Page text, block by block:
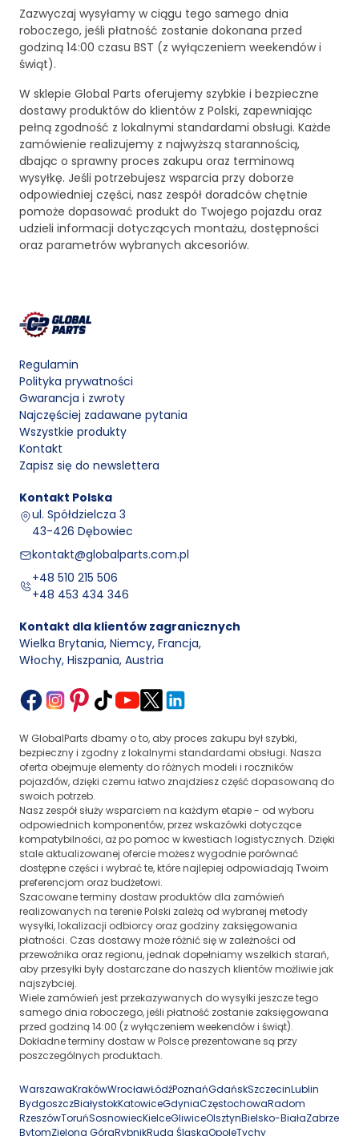
Zazwyczaj wysyłamy w ciągu tego samego dnia
roboczego, jeśli płatność zostanie dokonana przed
godziną 14:00 czasu BST (z wyłączeniem weekendów i
świąt).
W sklepie Global Parts oferujemy szybkie i bezpieczne
dostawy produktów do klientów z Polski, zapewniając
pełną zgodność z lokalnymi standardami obsługi. Każde
zamówienie realizujemy z najwyższą starannością,
dbając o sprawny proces zakupu oraz terminową
wysyłkę. Jeśli potrzebujesz wsparcia przy doborze
odpowiedniej części, nasz zespół doradców chętnie
pomoże dopasować produkt do Twojego pojazdu oraz
udzieli informacji dotyczących montażu, dostępności
oraz parametrów wybranych akcesoriów.
Regulamin
Polityka prywatności
Gwarancja i zwroty
Najczęściej zadawane pytania
Wszystkie produkty
Kontakt
Zapisz się do newslettera
Kontakt Polska
ul. Spółdzielcza 3
43-426 Dębowiec
kontakt@globalparts.com.pl
+48 510 215 506
+48 453 434 346
Kontakt dla klientów zagranicznych
Wielka Brytania, Niemcy, Francja,
Włochy, Hiszpania, Austria
W GlobalParts dbamy o to, aby proces zakupu był szybki,
bezpieczny i zgodny z lokalnymi standardami obsługi. Nasza
oferta obejmuje elementy do różnych modeli i roczników
pojazdów, dzięki czemu łatwo znajdziesz część dopasowaną do
swoich potrzeb.
Nasz zespół służy wsparciem na każdym etapie - od wyboru
odpowiednich komponentów, przez wskazówki dotyczące
kompatybilności, aż po pomoc w kwestiach logistycznych. Dzięki
stale aktualizowanej ofercie możesz wygodnie porównać
dostępne części i wybrać te, które najlepiej odpowiadają Twoim
preferencjom oraz budżetowi.
Szacowane terminy dostaw produktów dla zamówień
realizowanych na terenie Polski zależą od wybranej metody
wysyłki, lokalizacji odbiorcy oraz godziny zaksięgowania
płatności. Czas dostawy może różnić się w zależności od
przewoźnika oraz regionu, jednak dopełniamy wszelkich starań,
aby przesyłki były dostarczane do naszych klientów możliwie jak
najszybciej.
Wiele zamówień jest przekazywanych do wysyłki jeszcze tego
samego dnia roboczego, jeśli płatność zostanie zaksięgowana
przed godziną 14:00 (z wyłączeniem weekendów i świąt).
Dokładne terminy dostaw w Polsce prezentowane są przy
poszczególnych produktach.
WarszawaKrakówWrocławŁódźPoznańGdańskSzczecinLublin
BydgoszczBiałystokKatowiceGdyniaCzęstochowaRadom
RzeszówToruńSosnowiecKielceGliwiceOlsztynBielsko-BiałaZabrze
BytomZielona GóraRybnikRuda ŚląskaOpoleTychy